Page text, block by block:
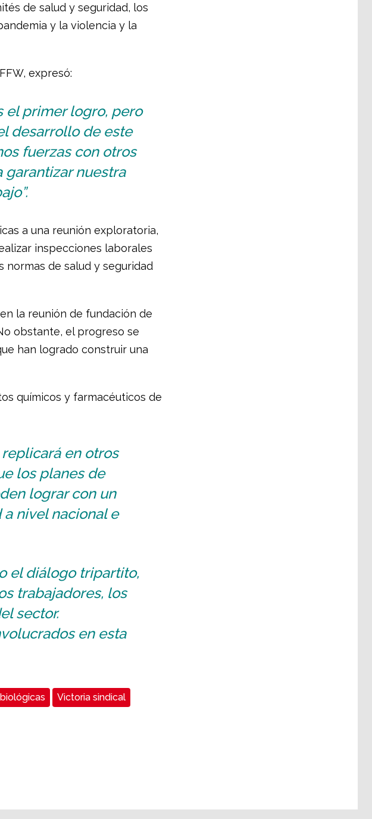
de salud y seguridad, los
y la violencia y la
expresó:
el primer logro, pero
desarrollo de este
fuerzas con otros
nuestra
a una reunión exploratoria,
inspecciones laborales
de salud y seguridad
la reunión de fundación de
obstante, el progreso se
han logrado construir una
químicos y farmacéuticos de
en otros
los planes de
lograr con un
nivel nacional e
el diálogo tripartito,
trabajadores, los
sector.
en esta
Victoria sindical